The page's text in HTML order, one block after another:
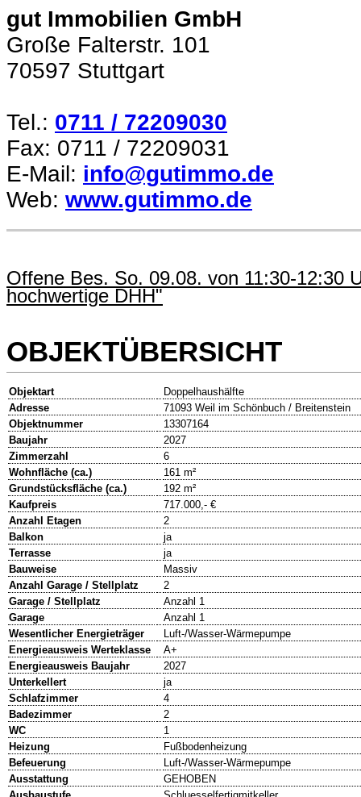
gut Immobilien GmbH
Große Falterstr. 101
70597 Stuttgart
Tel.: 0711 / 72209030
Fax: 0711 / 72209031
E-Mail: info@gutimmo.de
Web: www.gutimmo.de
Offene Bes. So. 09.08. von 11:30-12:30
hochwertige DHH"
OBJEKTÜBERSICHT
Objektart
Doppelhaushälfte
Adresse
71093 Weil im Schönbuch / Breitenstein
Objektnummer
13307164
Baujahr
2027
Zimmerzahl
6
Wohnfläche (ca.)
161 m²
Grundstücksfläche (ca.)
192 m²
Kaufpreis
717.000,- €
Anzahl Etagen
2
Balkon
ja
Terrasse
ja
Bauweise
Massiv
Anzahl Garage / Stellplatz
2
Garage / Stellplatz
Anzahl 1
Garage
Anzahl 1
Wesentlicher Energieträger
Luft-/Wasser-Wärmepumpe
Energieausweis Werteklasse
A+
Energieausweis Baujahr
2027
Unterkellert
ja
Schlafzimmer
4
Badezimmer
2
WC
1
Heizung
Fußbodenheizung
Befeuerung
Luft-/Wasser-Wärmepumpe
Ausstattung
GEHOBEN